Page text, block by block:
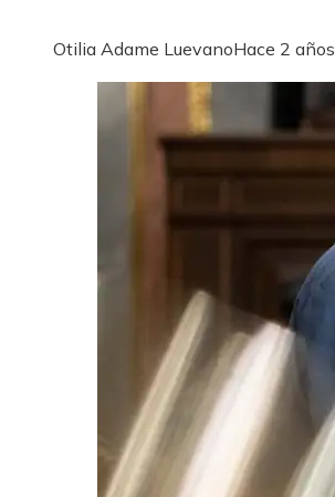
Otilia Adame LuevanoHace 2 años